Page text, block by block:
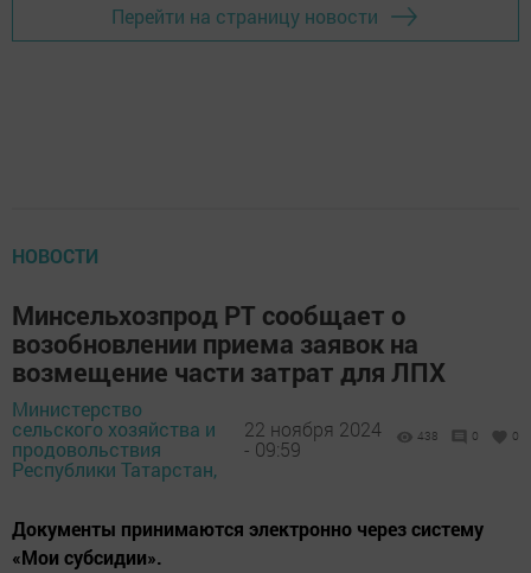
Перейти на страницу новости
НОВОСТИ
Минсельхозпрод РТ сообщает о
возобновлении приема заявок на
возмещение части затрат для ЛПХ
Министерство
сельского хозяйства и
продовольствия
Республики Татарстан,
22 ноября 2024
- 09:59
438 0 0
Документы принимаются электронно через систему
«Мои субсидии».